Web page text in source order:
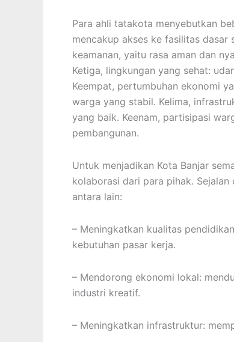
Para ahli tatakota menyebutkan
mencakup akses ke fasilitas dasar
keamanan, yaitu rasa aman dan
Ketiga, lingkungan yang sehat:
Keempat, pertumbuhan ekonomi
warga yang stabil. Kelima,
yang baik. Keenam, partisipasi
pembangunan.
Untuk menjadikan Kota Banjar
kolaborasi dari para pihak.
antara lain:
– Meningkatkan kualitas
kebutuhan pasar kerja.
– Mendorong ekonomi lokal:
industri kreatif.
– Meningkatkan infrastruktur: